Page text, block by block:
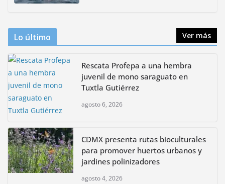
Lo último Ver más
Rescata Profepa a una hembra
juvenil de mono saraguato en
Tuxtla Gutiérrez
agosto 6, 2026
CDMX presenta rutas bioculturales
para promover huertos urbanos y
jardines polinizadores
agosto 4, 2026